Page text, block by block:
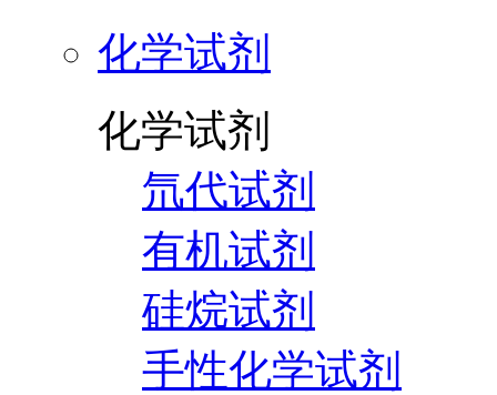
化学试剂
化学试剂
氘代试剂
有机试剂
硅烷试剂
手性化学试剂